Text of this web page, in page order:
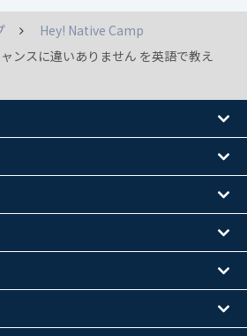
Hey! Native Camp
ンスに違いありません を英語で教え